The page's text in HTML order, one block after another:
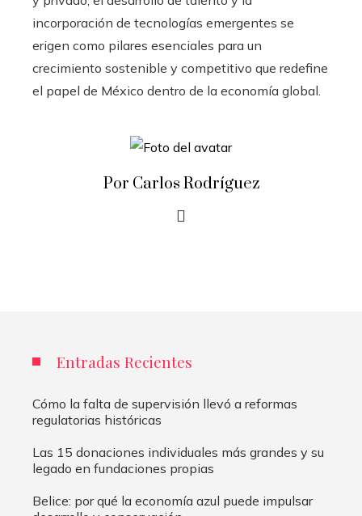
incorporación de tecnologías emergentes se
erigen como pilares esenciales para un
crecimiento sostenible y competitivo que redefine
el papel de México dentro de la economía global.
Por Carlos Rodríguez
Entradas Recientes
Cómo la falta de supervisión llevó a reformas
regulatorias históricas
Las 15 donaciones individuales más grandes y su
legado en fundaciones propias
Belice: por qué la economía azul puede impulsar